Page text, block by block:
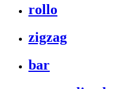
rollo
zigzag
bar